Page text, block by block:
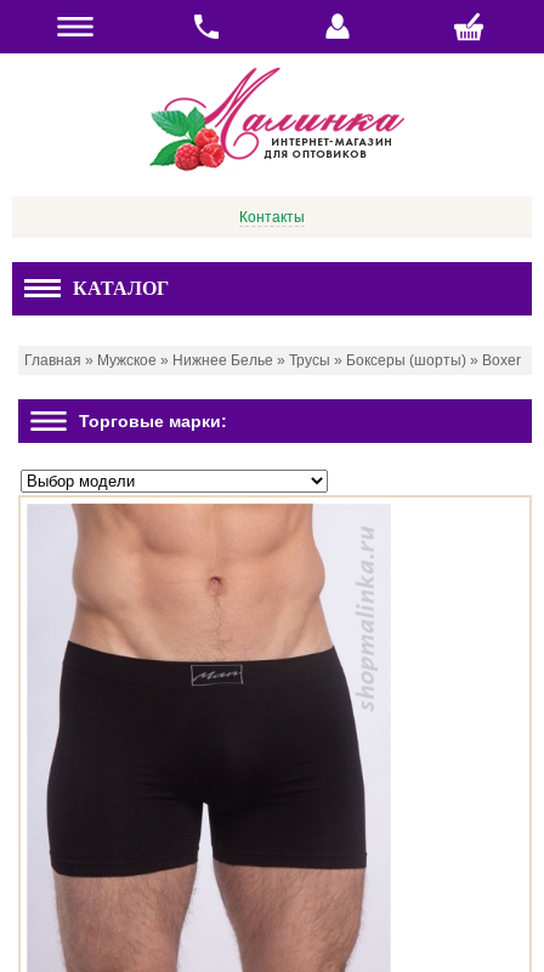
Контакты
КАТАЛОГ
Главная » Мужское » Нижнее Белье » Трусы » Боксеры (шорты) » Boxer
Торговые марки: